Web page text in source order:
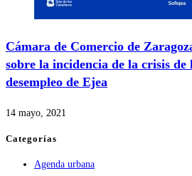
Cámara de Comercio de
sobre la incidencia de la crisis
desempleo de Ejea
14 mayo, 2021
Categorías
Agenda urbana